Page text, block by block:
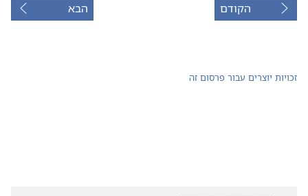
הקודם הבא
זכויות יוצרים עבור פרסום זה